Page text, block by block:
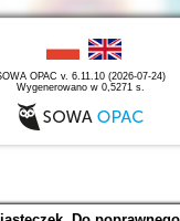
OPAC v. 6.11.10 (2026-07-24)
Wygenerowano w 0,5271 s.